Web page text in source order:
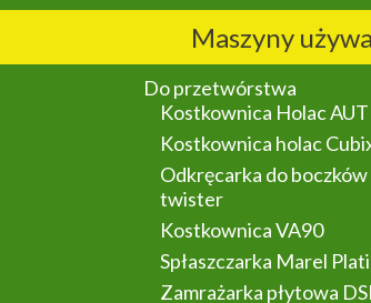
Maszyny
Do przetwórstwa
Kostkownica Holac
Kostkownica holac
Odkręcarka do boczków
twister
Kostkownica VA90
Spłaszczarka Marel
Zamrażarka płytowa DSI